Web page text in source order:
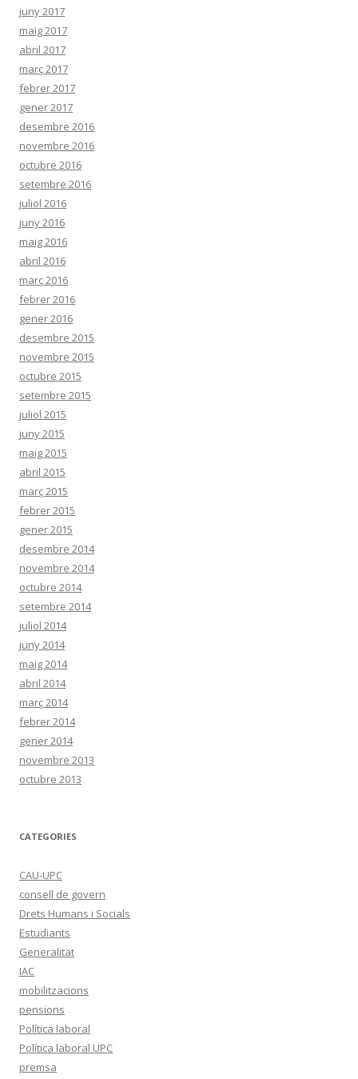
juny 2017
maig 2017
abril 2017
març 2017
febrer 2017
gener 2017
desembre 2016
novembre 2016
octubre 2016
setembre 2016
juliol 2016
juny 2016
maig 2016
abril 2016
març 2016
febrer 2016
gener 2016
desembre 2015
novembre 2015
octubre 2015
setembre 2015
juliol 2015
juny 2015
maig 2015
abril 2015
març 2015
febrer 2015
gener 2015
desembre 2014
novembre 2014
octubre 2014
setembre 2014
juliol 2014
juny 2014
maig 2014
abril 2014
març 2014
febrer 2014
gener 2014
novembre 2013
octubre 2013
CATEGORIES
CAU-UPC
consell de govern
Drets Humans i Socials
Estudiants
Generalitat
IAC
mobilitzacions
pensions
Política laboral
Política laboral UPC
premsa